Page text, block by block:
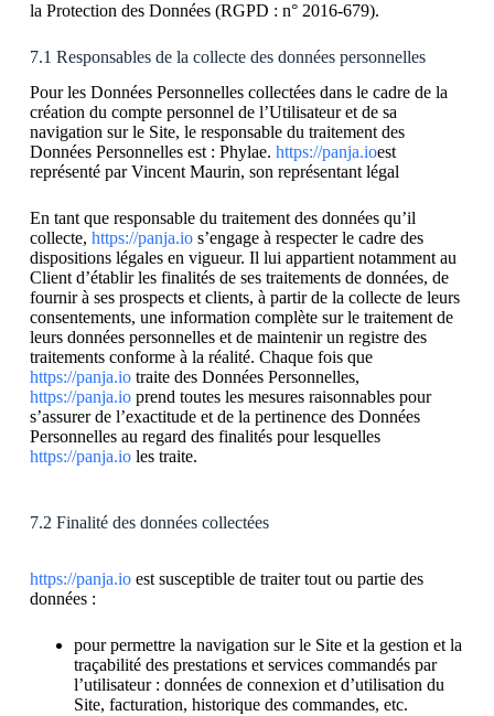
la Protection des Données (RGPD : n° 2016-679).
7.1 Responsables de la collecte des données personnelles
Pour les Données Personnelles collectées dans le cadre de la
création du compte personnel de l’Utilisateur et de sa
navigation sur le Site, le responsable du traitement des
Données Personnelles est : Phylae. https://panja.ioest
représenté par Vincent Maurin, son représentant légal
En tant que responsable du traitement des données qu’il
collecte, https://panja.ios’engage à respecter le cadre des
dispositions légales en vigueur. Il lui appartient notamment au
Client d’établir les finalités de ses traitements de données, de
fournir à ses prospects et clients, à partir de la collecte de leurs
consentements, une information complète sur le traitement de
leurs données personnelles et de maintenir un registre des
traitements conforme à la réalité. Chaque fois que
https://panja.iotraite des Données Personnelles,
https://panja.ioprend toutes les mesures raisonnables pour
s’assurer de l’exactitude et de la pertinence des Données
Personnelles au regard des finalités pour lesquelles
https://panja.ioles traite.
7.2 Finalité des données collectées
https://panja.ioest susceptible de traiter tout ou partie des
données :
pour permettre la navigation sur le Site et la gestion et la
traçabilité des prestations et services commandés par
l’utilisateur : données de connexion et d’utilisation du
Site, facturation, historique des commandes, etc.